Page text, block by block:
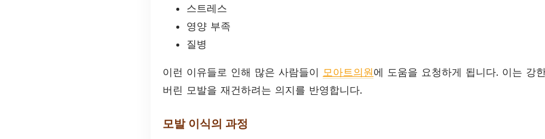
스트레스
영양 부족
질병
이런 이유들로 인해 많은 사람들이 모아트의원에 도움을 요청하게 됩니다. 이는 강
버린 모발을 재건하려는 의지를 반영합니다.
모발 이식의 과정